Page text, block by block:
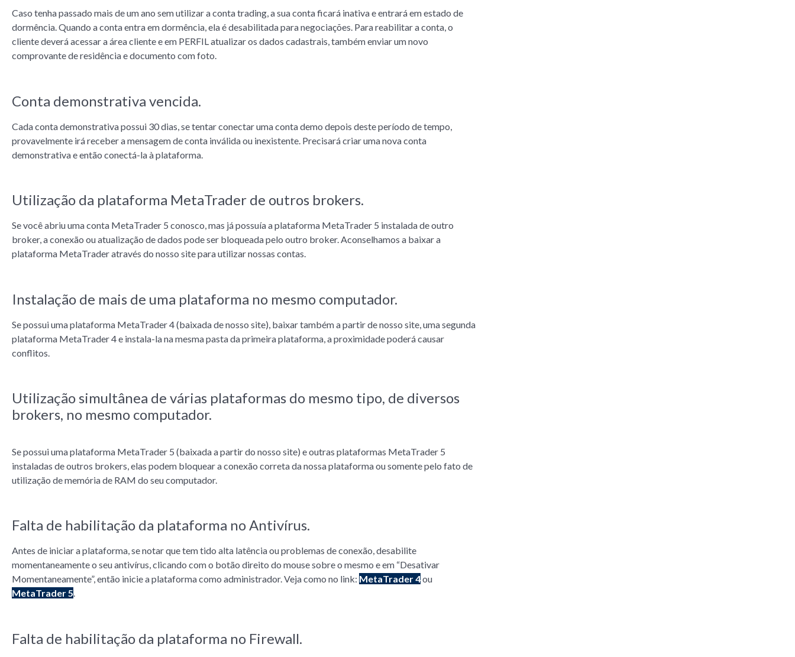
Caso tenha passado mais de um ano sem utilizar a conta trading, a sua conta ficará inativa e entrará em estado de
dormência. Quando a conta entra em dormência, ela é desabilitada para negociações. Para reabilitar a conta, o
cliente deverá acessar a área cliente e em PERFIL atualizar os dados cadastrais, também enviar um novo
comprovante de residência e documento com foto.
Conta demonstrativa vencida.
Cada conta demonstrativa possui 30 dias, se tentar conectar uma conta demo depois deste período de tempo,
provavelmente irá receber a mensagem de conta inválida ou inexistente. Precisará criar uma nova conta
demonstrativa e então conectá-la à plataforma.
Utilização da plataforma MetaTrader de outros brokers.
Se você abriu uma conta MetaTrader 5 conosco, mas já possuía a plataforma MetaTrader 5 instalada de outro
broker, a conexão ou atualização de dados pode ser bloqueada pelo outro broker. Aconselhamos a baixar a
plataforma MetaTrader através do nosso site para utilizar nossas contas.
Instalação de mais de uma plataforma no mesmo computador.
Se possui uma plataforma MetaTrader 4 (baixada de nosso site), baixar também a partir de nosso site, uma segunda
plataforma MetaTrader 4 e instala-la na mesma pasta da primeira plataforma, a proximidade poderá causar
conflitos.
Utilização simultânea de várias plataformas do mesmo tipo, de diversos
brokers, no mesmo computador.
Se possui uma plataforma MetaTrader 5 (baixada a partir do nosso site) e outras plataformas MetaTrader 5
instaladas de outros brokers, elas podem bloquear a conexão correta da nossa plataforma ou somente pelo fato de
utilização de memória de RAM do seu computador.
Falta de habilitação da plataforma no Antivírus.
Antes de iniciar a plataforma, se notar que tem tido alta latência ou problemas de conexão, desabilite
momentaneamente o seu antivírus, clicando com o botão direito do mouse sobre o mesmo e em “Desativar
Momentaneamente”, então inicie a plataforma como administrador. Veja como no link: MetaTrader 4ou
MetaTrader 5.
Falta de habilitação da plataforma no Firewall.